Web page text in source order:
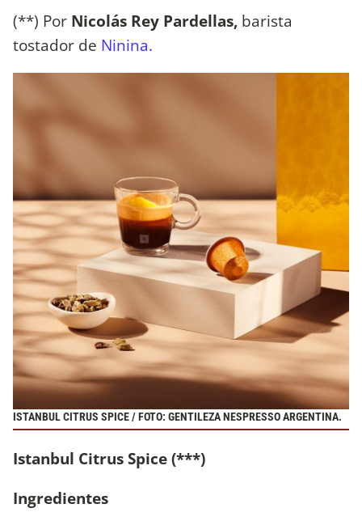
(**) Por Nicolás Rey Pardellas, barista
tostador de Ninina.
ISTANBUL CITRUS SPICE / FOTO: GENTILEZA NESPRESSO ARGENTINA.
Istanbul Citrus Spice (***)
Ingredientes